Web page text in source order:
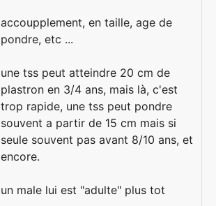
accoupplement, en taille, age de
pondre, etc ...
une tss peut atteindre 20 cm de
plastron en 3/4 ans, mais là, c'est
trop rapide, une tss peut pondre
souvent a partir de 15 cm mais si
seule souvent pas avant 8/10 ans, et
encore.
un male lui est "adulte" plus tot